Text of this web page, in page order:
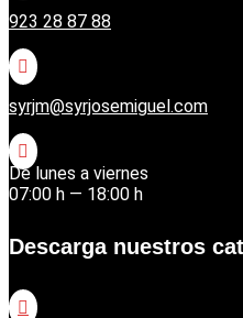
923 28 87 88

syrjm@syrjosemiguel.com

De lunes a viernes
07:00 h — 18:00 h
Descarga nuestros
